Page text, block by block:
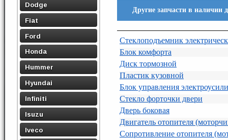
Dodge
Fiat
Ford
Honda
Hummer
Hyundai
Infiniti
Isuzu
Iveco
Другие запчасти в наличии
Стеклоподъемник
Блок комфорта
Диск тормозной
Пластик кузовной
Блок управления
Стекло форточки двери
Дверь боковая
Двигатель отопителя
Сопротивление отопителя